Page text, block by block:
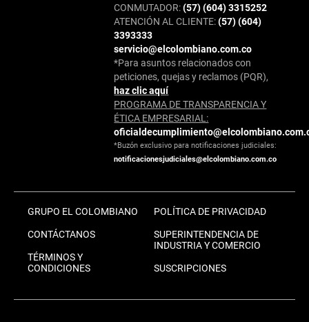
CONMUTADOR:(57) (604) 3315252
ATENCIÓN AL CLIENTE:(57) (604)
3393333
servicio@elcolombiano.com.co
*Para asuntos relacionados con
peticiones, quejas y reclamos (PQR),
haz clic aquí
PROGRAMA DE TRANSPARENCIA Y
ÉTICA EMPRESARIAL:
*Buzón exclusivo para notificaciones judiciales:
notificacionesjudiciales@elcolombiano.com.co
GRUPO EL COLOMBIANO
CONTÁCTANOS
TÉRMINOS Y
CONDICIONES
POLÍTICA DE PRIVACIDAD
SUPERINTENDENCIA DE
INDUSTRIA Y COMERCIO
SUSCRIPCIONES